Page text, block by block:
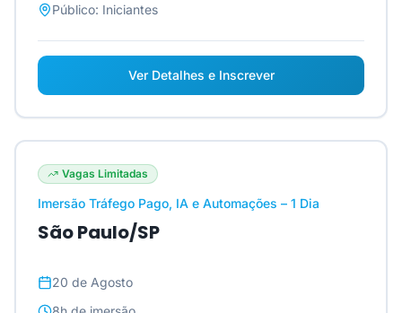
Público: Iniciantes
Ver Detalhes e Inscrever
Vagas Limitadas
Imersão Tráfego Pago, IA e Automações – 1 Dia
São Paulo/SP
20 de Agosto